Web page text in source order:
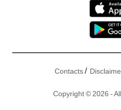
Contacts/
Copyright © 2026 -